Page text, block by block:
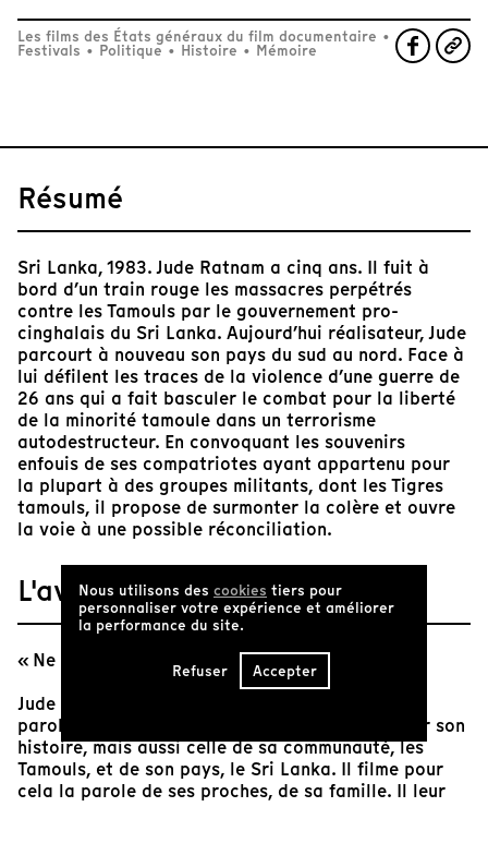
Les films des États généraux du film documentaire •
Festivals • Politique • Histoire • Mémoire
Résumé
Sri Lanka, 1983. Jude Ratnam a cinq ans. Il fuit à
bord d’un train rouge les massacres perpétrés
contre les Tamouls par le gouvernement pro-
cinghalais du Sri Lanka. Aujourd’hui réalisateur, Jude
parcourt à nouveau son pays du sud au nord. Face à
lui défilent les traces de la violence d’une guerre de
26 ans qui a fait basculer le combat pour la liberté
de la minorité tamoule dans un terrorisme
autodestructeur. En convoquant les souvenirs
enfouis de ses compatriotes ayant appartenu pour
la plupart à des groupes militants, dont les Tigres
tamouls, il propose de surmonter la colère et ouvre
la voie à une possible réconciliation.
L'avis de Tënk
« Ne parle pas tamoul, sinon ils vont te tuer ».
Jude Ratnam convoque sa mémoire d'enfant, les
paroles prononcées par sa mère. Il fait ressurgir son
histoire, mais aussi celle de sa communauté, les
Tamouls, et de son pays, le Sri Lanka. Il filme pour
cela la parole de ses proches, de sa famille. Il leur
Nous utilisons des cookies tiers pour
personnaliser votre expérience et améliorer
la performance du site.
Refuser Accepter